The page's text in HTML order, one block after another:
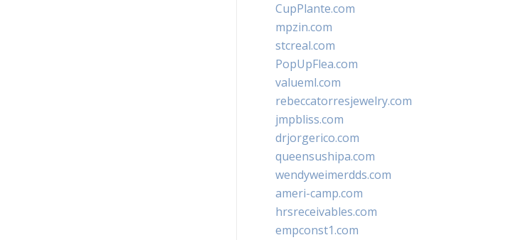
CupPlante.com
mpzin.com
stcreal.com
PopUpFlea.com
valueml.com
rebeccatorresjewelry.com
jmpbliss.com
drjorgerico.com
queensushipa.com
wendyweimerdds.com
ameri-camp.com
hrsreceivables.com
empconst1.com